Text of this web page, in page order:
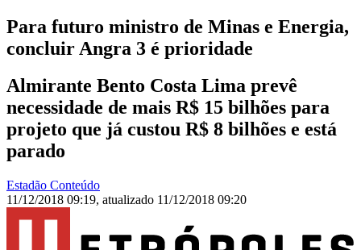
Para futuro ministro de Minas e Energia,
concluir Angra 3 é prioridade
Almirante Bento Costa Lima prevê
necessidade de mais R$ 15 bilhões para
projeto que já custou R$ 8 bilhões e está
parado
Estadão Conteúdo
11/12/2018 09:19, atualizado 11/12/2018 09:20